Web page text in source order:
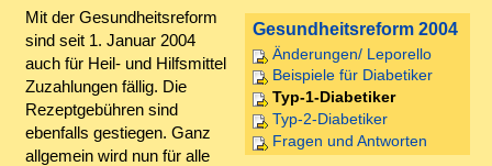
Gesundheitsreform 2004
Änderungen/ Leporello
Beispiele für Diabetiker
Typ-1-Diabetiker
Typ-2-Diabetiker
Fragen und Antworten
Mit der Gesundheitsreform
sind seit 1. Januar 2004
auch für Heil- und Hilfsmittel
Zuzahlungen fällig. Die
Rezeptgebühren sind
ebenfalls gestiegen. Ganz
allgemein wird nun für alle